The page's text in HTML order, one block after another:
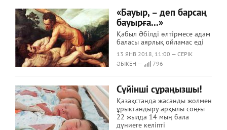
«Бауыр, – деп барсаң
бауырға...»
Қабыл Әбілді өлтірмесе адам
баласы аярлық ойламас еді
13 ЯНВ 2018, 11:00 — СЕРІК
ӘБІКЕН —
796
Сүйінші сұраңызшы!
Қазақстанда жасанды жолмен
ұрықтандыру арқылы соңғы
22 жылда 14 мың бала
дүниеге келіпті